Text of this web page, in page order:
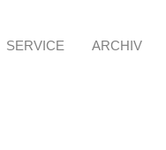
SERVICE ARCHIV